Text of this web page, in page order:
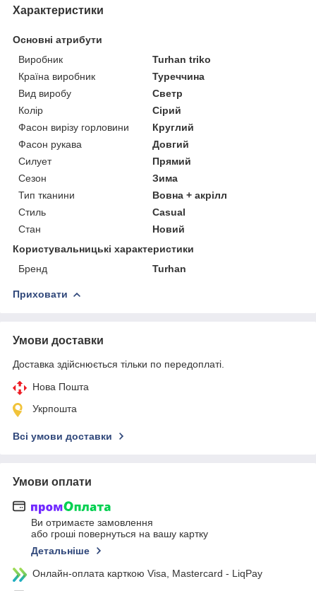
Характеристики
Основні атрибути
Виробник
Turhan triko
Країна виробник
Туреччина
Вид виробу
Светр
Колір
Сірий
Фасон вирізу горловини
Круглий
Фасон рукава
Довгий
Силует
Прямий
Сезон
Зима
Тип тканини
Вовна + акрілл
Стиль
Casual
Стан
Новий
Користувальницькі характеристики
Бренд
Turhan
Приховати
Умови доставки
Доставка здійснюється тільки по передоплаті.
Нова Пошта
Укрпошта
Всі умови доставки
Умови оплати
Ви отримаєте замовлення
або гроші повернуться на вашу картку
Детальніше
Онлайн-оплата карткою Visa, Mastercard - LiqPay